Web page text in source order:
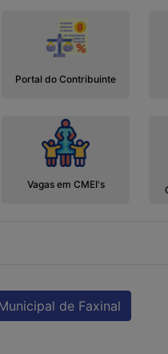
Portal do Contribuinte
Vagas em CMEI's
de Faxinal